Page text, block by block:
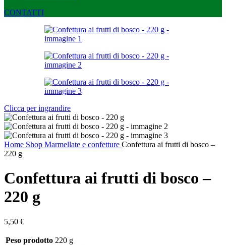
CONTATTI
Clicca per ingrandire
Home Shop Marmellate e confetture Confettura ai frutti di bosco –
220 g
Confettura ai frutti di bosco –
220 g
5,50 €
Peso prodotto 220 g